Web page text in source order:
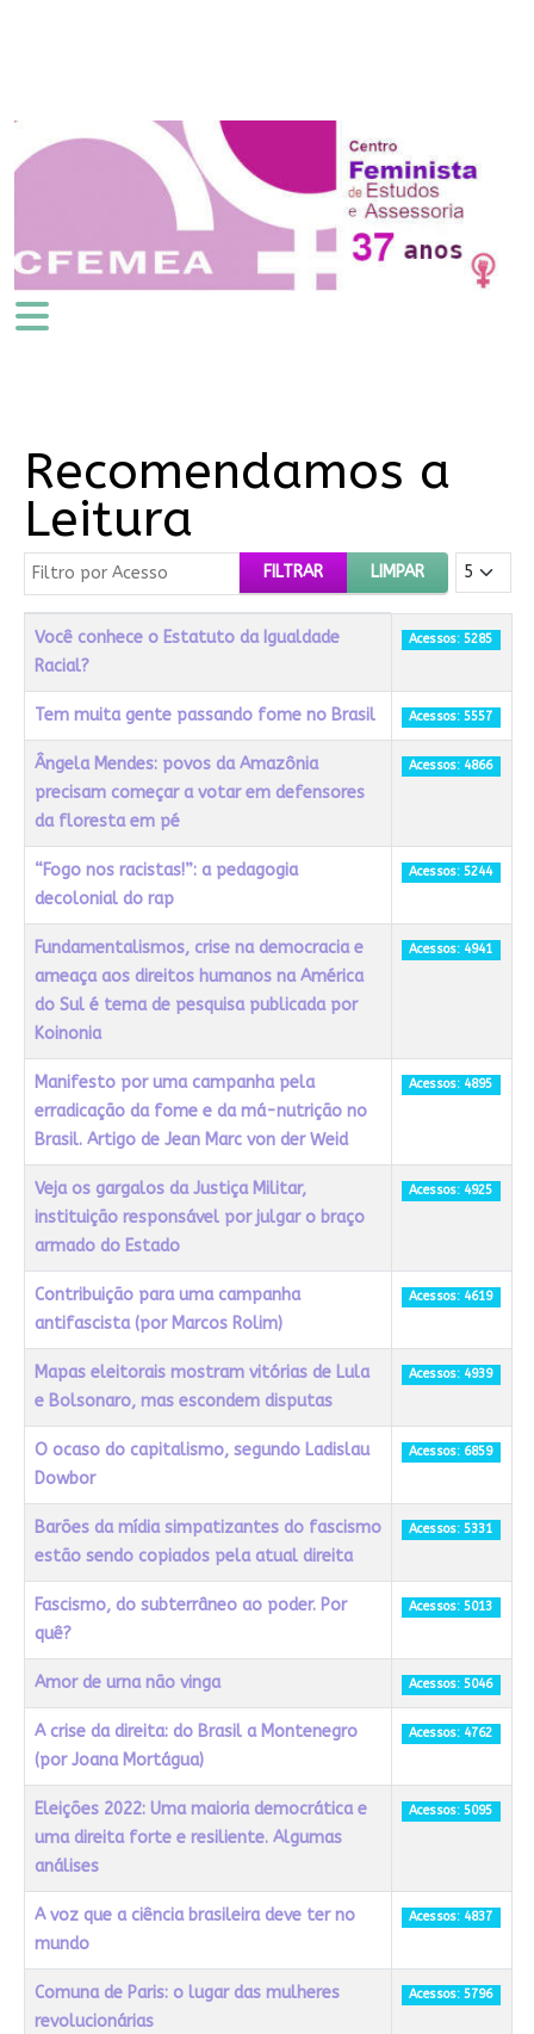
Recomendamos a
Leitura
Filtro por Acesso FILTRAR LIMPAR Mostrar #
Título Acessos
Você conhece o Estatuto da Igualdade
Racial?
Acessos: 5285
Tem muita gente passando fome no Brasil Acessos: 5557
Ângela Mendes: povos da Amazônia
precisam começar a votar em defensores
da floresta em pé
Acessos: 4866
“Fogo nos racistas!”: a pedagogia
decolonial do rap
Acessos: 5244
Fundamentalismos, crise na democracia e
ameaça aos direitos humanos na América
do Sul é tema de pesquisa publicada por
Koinonia
Acessos: 4941
Manifesto por uma campanha pela
erradicação da fome e da má-nutrição no
Brasil. Artigo de Jean Marc von der Weid
Acessos: 4895
Veja os gargalos da Justiça Militar,
instituição responsável por julgar o braço
armado do Estado
Acessos: 4925
Contribuição para uma campanha
antifascista (por Marcos Rolim)
Acessos: 4619
Mapas eleitorais mostram vitórias de Lula
e Bolsonaro, mas escondem disputas
Acessos: 4939
O ocaso do capitalismo, segundo Ladislau
Dowbor
Acessos: 6859
Barões da mídia simpatizantes do fascismo
estão sendo copiados pela atual direita
Acessos: 5331
Fascismo, do subterrâneo ao poder. Por
quê?
Acessos: 5013
Amor de urna não vinga Acessos: 5046
A crise da direita: do Brasil a Montenegro
(por Joana Mortágua)
Acessos: 4762
Eleições 2022: Uma maioria democrática e
uma direita forte e resiliente. Algumas
análises
Acessos: 5095
A voz que a ciência brasileira deve ter no
mundo
Acessos: 4837
Comuna de Paris: o lugar das mulheres
revolucionárias
Acessos: 5796